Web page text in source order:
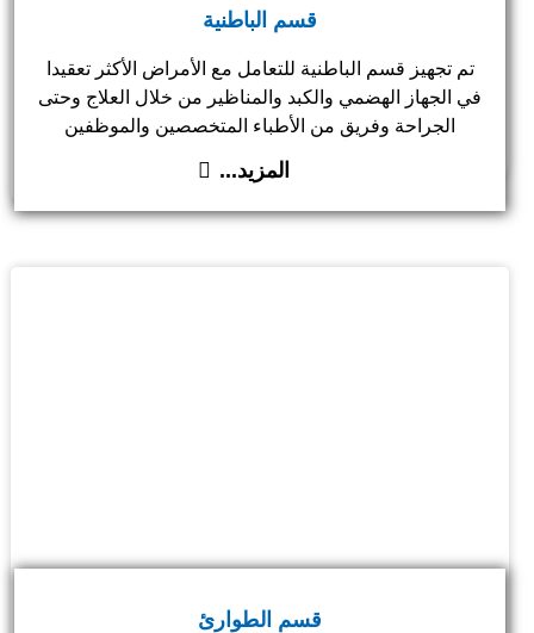
قسم الباطنية
تم تجهيز قسم الباطنية للتعامل مع الأمراض الأكثر تعقيدا
في الجهاز الهضمي والكبد والمناظير من خلال العلاج وحتى
الجراحة وفريق من الأطباء المتخصصين والموظفين
المزيد...
قسم الطوارئ